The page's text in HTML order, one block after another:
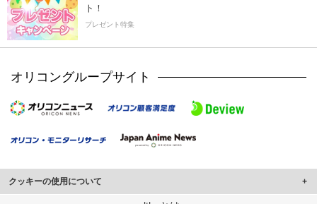
ト！
プレゼント特集
オリコングループサイト
クッキーの使用について